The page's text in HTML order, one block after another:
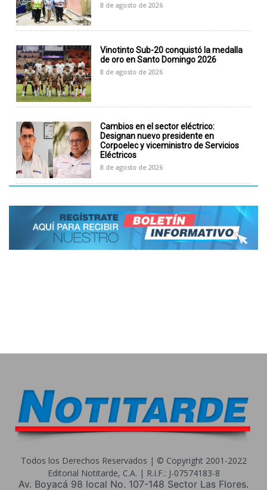
8 de agosto de 2026
Vinotinto Sub-20 conquistó la medalla
de oro en Santo Domingo 2026
8 de agosto de 2026
Cambios en el sector eléctrico:
Designan nuevo presidente en
Corpoelec y viceministro de Servicios
Eléctricos
8 de agosto de 2026
Todos los Derechos Reservados | © Copyright 2001-2022
Editorial Notitarde, C.A. | R.I.F.: J-07574183-8
Av. Boyacá 98 local No. 107-148 Sector Las Flores.